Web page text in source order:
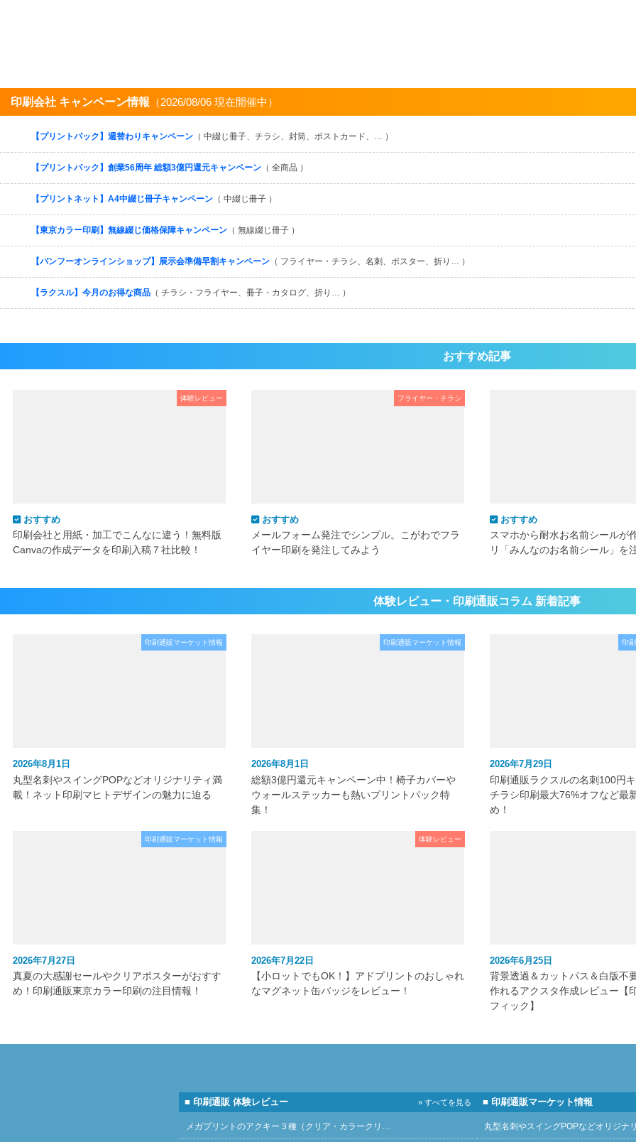
印刷会社 キャンペーン情報 （2026/08/06 現在開催中）
【プリントパック】週替わりキャンペーン （ 中綴じ冊子、チラシ、封筒、ポストカード、… ）
【プリントパック】創業56周年 総額3億円還元キャンペーン （ 全商品 ）
【プリントネット】A4中綴じ冊子キャンペーン （ 中綴じ冊子 ）
【東京カラー印刷】無線綴じ価格保障キャンペーン （ 無線綴じ冊子 ）
【バンフーオンラインショップ】展示会準備早割キャンペーン （ フライヤー・チラシ、名刺、ポスター、折り… ）
【ラクスル】今月のお得な商品 （ チラシ・フライヤー、冊子・カタログ、折り… ）
おすすめ記事
体験レビュー
おすすめ
印刷会社と用紙・加工でこんなに違う！無料版
Canvaの作成データを印刷入稿７社比較！
フライヤー・チラシ
おすすめ
メールフォーム発注でシンプル。こがわでフラ
イヤー印刷を発注してみよう
おすすめ
スマホから耐水お名前シールが
リ「みんなのお名前シール」を
体験レビュー・印刷通販コラム 新着記事
印刷通販マーケット情報
2026年8月1日
丸型名刺やスイングPOPなどオリジナリティ満
載！ネット印刷マヒトデザインの魅力に迫る
印刷通販マーケット情報
2026年8月1日
総額3億円還元キャンペーン中！椅子カバーや
ウォールステッカーも熱いプリントパック特
集！
印
2026年7月29日
印刷通販ラクスルの名刺100円
チラシ印刷最大76%オフなど最
め！
印刷通販マーケット情報
2026年7月27日
真夏の大感謝セールやクリアポスターがおすす
め！印刷通販東京カラー印刷の注目情報！
体験レビュー
2026年7月22日
【小ロットでもOK！】アドプリントのおしゃれ
なマグネット缶バッジをレビュー！
2026年6月25日
背景透過＆カットパス＆白版不
作れるアクスタ作成レビュー【
フィック】
■ 印刷通販 体験レビュー » すべてを見る
メガプリントのアクキー３種（クリア・カラークリ…
■ 印刷通販マーケット情報
丸型名刺やスイングPOPなどオリジナ